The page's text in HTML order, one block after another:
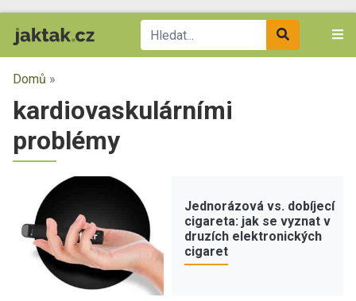
Domů »
kardiovaskulárními
problémy
Jednorázová vs. dobíjecí
cigareta: jak se vyznat v
druzích elektronických
cigaret